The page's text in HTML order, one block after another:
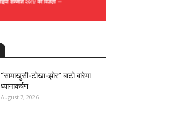
“सामाखुसी-टोखा-झोर” बाटो बारेमा
ध्यानाकर्षण
August 7, 2026